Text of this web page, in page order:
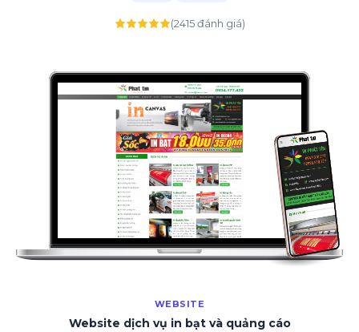
(2415 đánh giá)
WEBSITE
Website dịch vụ in bạt và quảng cáo